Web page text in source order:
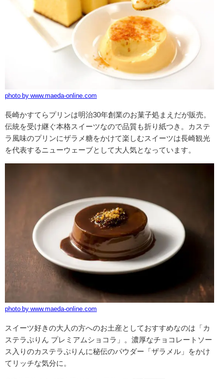
photo by www.maeda-online.com
長崎かすてらプリンは明治30年創業のお菓子処まえだが販売。
伝統を受け継ぐ本格スイーツなので品質も折り紙つき。カステ
ラ風味のプリンにザラメ糖をかけて楽しむスイーツは長崎観光
を代表するニューウェーブとして大人気となっています。
photo by www.maeda-online.com
スイーツ好きの大人の方へのお土産としておすすめなのは「カ
ステラぷりん プレミアムショコラ」。濃厚なチョコレートソー
ス入りのカステラぷりんに秘伝のパウダー「ザラメル」をかけ
てリッチな気分に。